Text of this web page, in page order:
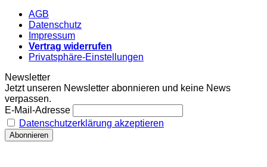
AGB
Datenschutz
Impressum
Vertrag widerrufen
Privatsphäre-Einstellungen
Newsletter
Jetzt unseren Newsletter abonnieren und keine News
verpassen.
E-Mail-Adresse
Datenschutzerklärung akzeptieren